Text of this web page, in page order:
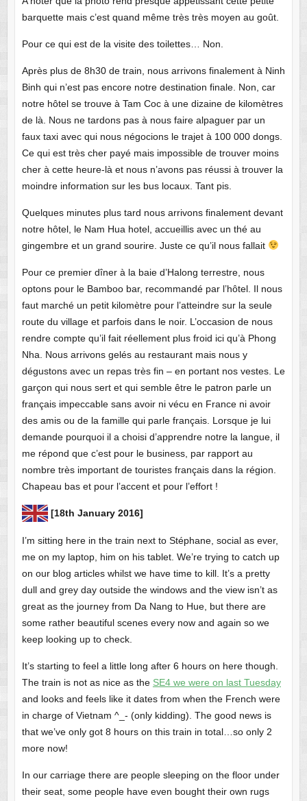
barquette mais c’est quand même très très moyen au goût.
Pour ce qui est de la visite des toilettes… Non.
Après plus de 8h30 de train, nous arrivons finalement à Ninh
Binh qui n’est pas encore notre destination finale. Non, car
notre hôtel se trouve à Tam Coc à une dizaine de kilomètres
de là. Nous ne tardons pas à nous faire alpaguer par un
faux taxi avec qui nous négocions le trajet à 100 000 dongs.
Ce qui est très cher payé mais impossible de trouver moins
cher à cette heure-là et nous n’avons pas réussi à trouver la
moindre information sur les bus locaux. Tant pis.
Quelques minutes plus tard nous arrivons finalement devant
notre hôtel, le Nam Hua hotel, accueillis avec un thé au
gingembre et un grand sourire. Juste ce qu’il nous fallait
Pour ce premier dîner à la baie d’Halong terrestre, nous
optons pour le Bamboo bar, recommandé par l’hôtel. Il nous
faut marché un petit kilomètre pour l’atteindre sur la seule
route du village et parfois dans le noir. L’occasion de nous
rendre compte qu’il fait réellement plus froid ici qu’à Phong
Nha. Nous arrivons gelés au restaurant mais nous y
dégustons avec un repas très fin – en portant nos vestes. Le
garçon qui nous sert et qui semble être le patron parle un
français impeccable sans avoir ni vécu en France ni avoir
des amis ou de la famille qui parle français. Lorsque je lui
demande pourquoi il a choisi d’apprendre notre la langue, il
me répond que c’est pour le business, par rapport au
nombre très important de touristes français dans la région.
Chapeau bas et pour l’accent et pour l’effort !
[18th January 2016]
I’m sitting here in the train next to Stéphane, social as ever,
me on my laptop, him on his tablet. We’re trying to catch up
on our blog articles whilst we have time to kill. It’s a pretty
dull and grey day outside the windows and the view isn’t as
great as the journey from Da Nang to Hue, but there are
some rather beautiful scenes every now and again so we
keep looking up to check.
It’s starting to feel a little long after 6 hours on here though.
The train is not as nice as the SE4 we were on last Tuesday
and looks and feels like it dates from when the French were
in charge of Vietnam ^_- (only kidding). The good news is
that we’ve only got 8 hours on this train in total…so only 2
more now!
In our carriage there are people sleeping on the floor under
their seat, some people have even bought their own rugs